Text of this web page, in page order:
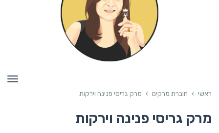
ראשי › חוברת מרקים › מרק גריסי פנינה וירקות
מרק גריסי פנינה וירקות